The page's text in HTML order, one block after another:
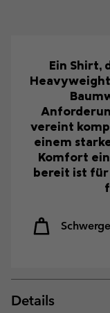
Ein Shirt,
vereint
einem
Komfort
bereit ist für
Details